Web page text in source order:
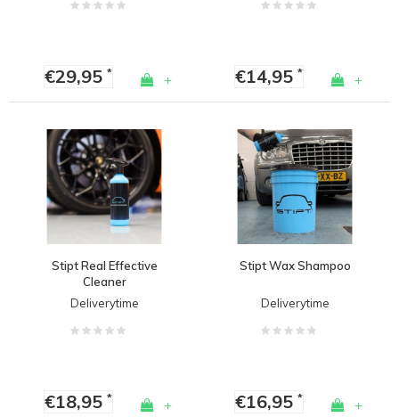
€29,95* + €14,95* +
Stipt Real Effective
Cleaner
Deliverytime
€18,95* +
Stipt Wax Shampoo
Deliverytime
€16,95* +